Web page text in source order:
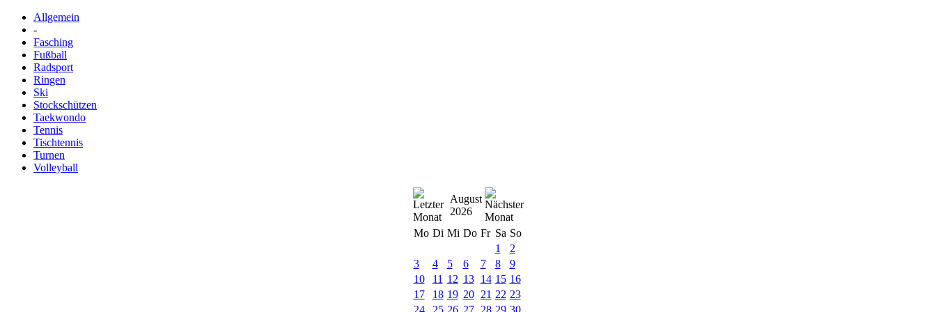
Allgemein
-
Fasching
Fußball
Radsport
Ringen
Ski
Stockschützen
Taekwondo
Tennis
Tischtennis
Turnen
Volleyball
August
2026
Mo Di Mi Do Fr Sa So
1
2
3
4 5 6 7 8
9
10
11 12 13 14 15 16
17
18 19 20 21 22 23
24
25 26 27 28 29 30